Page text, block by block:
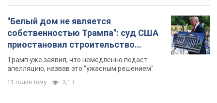
"Белый дом не является
собственностью Трампа": суд США
приостановил строительство
бального зала стоимостью 400 млн
долларов
Трамп уже заявил, что немедленно подаст
апелляцию, назвав это "ужасным решением"
11 годин тому 3,1 т.